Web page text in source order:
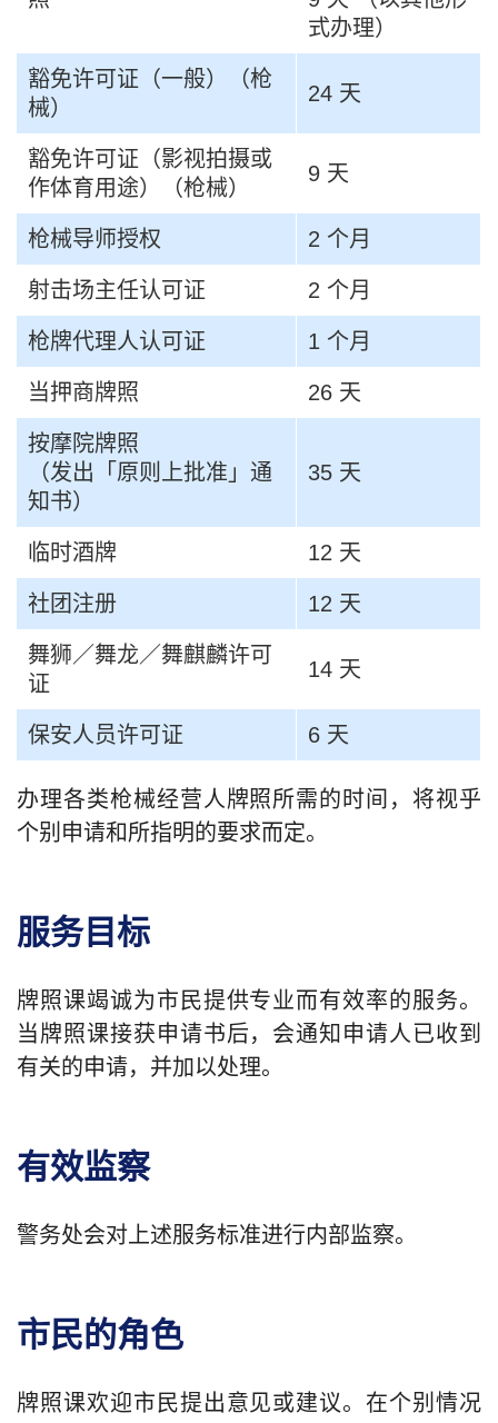
式办理）
豁免许可证（一般）（枪
械）
24 天
豁免许可证（影视拍摄或
作体育用途）（枪械）
9 天
枪械导师授权 2 个月
射击场主任认可证 2 个月
枪牌代理人认可证 1 个月
当押商牌照 26 天
按摩院牌照
（发出「原则上批准」通
知书）
35 天
临时酒牌 12 天
社团注册 12 天
舞狮／舞龙／舞麒麟许可
证
14 天
保安人员许可证 6 天
办理各类枪械经营人牌照所需的时间，将视乎
个别申请和所指明的要求而定。
服务目标
牌照课竭诚为市民提供专业而有效率的服务。
当牌照课接获申请书后，会通知申请人已收到
有关的申请，并加以处理。
有效监察
警务处会对上述服务标准进行内部监察。
市民的角色
牌照课欢迎市民提出意见或建议。在个别情况